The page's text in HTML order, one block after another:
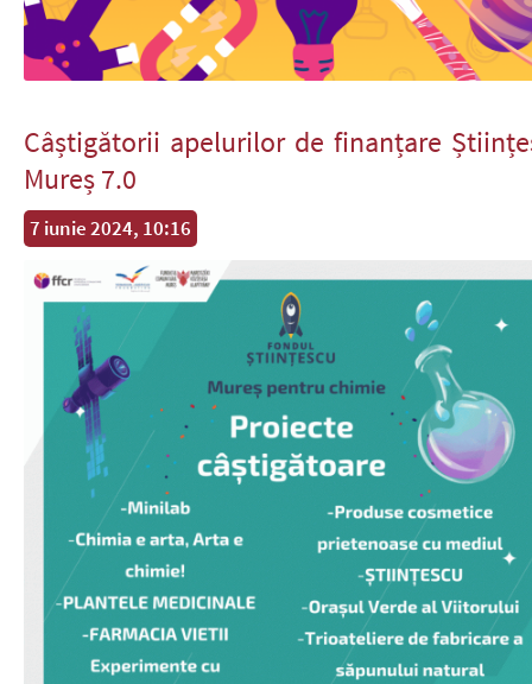
Câștigătorii apelurilor de finanțare
Mureș 7.0
7 iunie 2024, 10:16